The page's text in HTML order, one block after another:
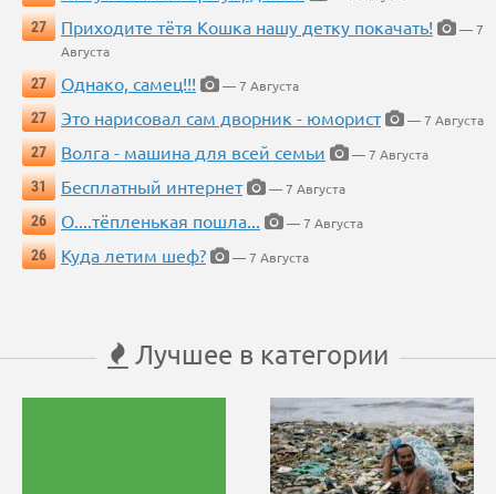
27
Приходите тётя Кошка нашу детку покачать!
— 7
Августа
27
Однако, самец!!!
— 7 Августа
27
Это нарисовал сам дворник - юморист
— 7 Августа
27
Волга - машина для всей семьи
— 7 Августа
31
Бесплатный интернет
— 7 Августа
26
О....тёпленькая пошла...
— 7 Августа
26
Куда летим шеф? — 7 Августа
Лучшее в категории